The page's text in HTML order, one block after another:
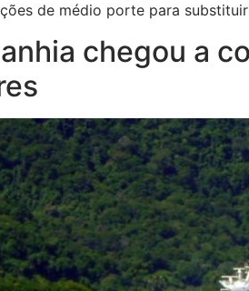
de médio porte para
chegou a